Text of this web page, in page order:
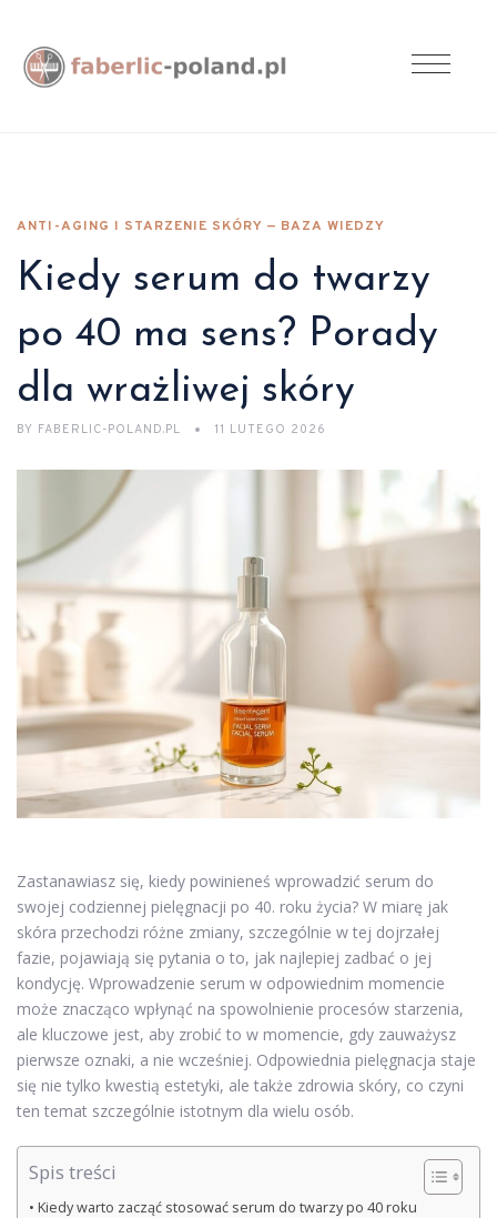
ANTI-AGING I STARZENIE SKÓRY — BAZA WIEDZY
Kiedy serum do twarzy
po 40 ma sens? Porady
dla wrażliwej skóry
BY FABERLIC-POLAND.PL 11 LUTEGO 2026
Zastanawiasz się, kiedy powinieneś wprowadzić serum do
swojej codziennej pielęgnacji po 40. roku życia? W miarę jak
skóra przechodzi różne zmiany, szczególnie w tej dojrzałej
fazie, pojawiają się pytania o to, jak najlepiej zadbać o jej
kondycję. Wprowadzenie serum w odpowiednim momencie
może znacząco wpłynąć na spowolnienie procesów starzenia,
ale kluczowe jest, aby zrobić to w momencie, gdy zauważysz
pierwsze oznaki, a nie wcześniej. Odpowiednia pielęgnacja staje
się nie tylko kwestią estetyki, ale także zdrowia skóry, co czyni
ten temat szczególnie istotnym dla wielu osób.
Spis treści
Kiedy warto zacząć stosować serum do twarzy po 40 roku